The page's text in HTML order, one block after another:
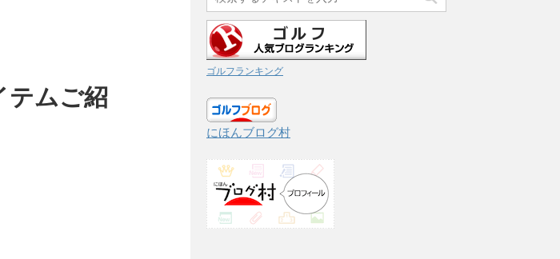
テムご紹
ゴルフランキング
にほんブログ村